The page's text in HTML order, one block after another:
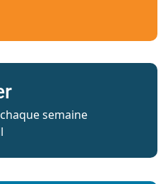
chaque semaine